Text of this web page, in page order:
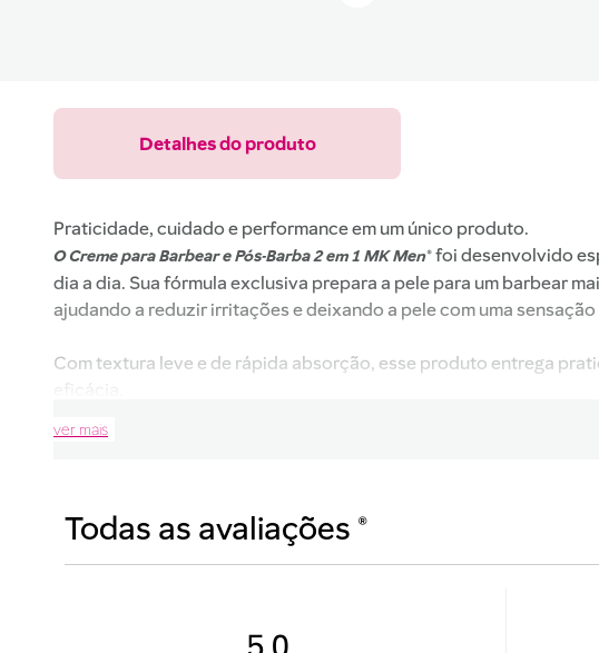
Detalhes do produto
Praticidade, cuidado e performance em um único produto.
O Creme para Barbear e Pós-Barba 2 em 1 MK Men®foi desenvolvido
dia a dia. Sua fórmula exclusiva prepara a pele para um barbear
ajudando a reduzir irritações e deixando a pele com uma
Com textura leve e de rápida absorção, esse produto entrega
Sua fórmula combina agentes calmantes, hidratantes e extratos
ver mais